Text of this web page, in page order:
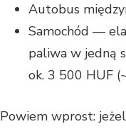
Autobus
Samochód —
paliwa w jedną
ok. 3 500 HUF
Powiem wprost: